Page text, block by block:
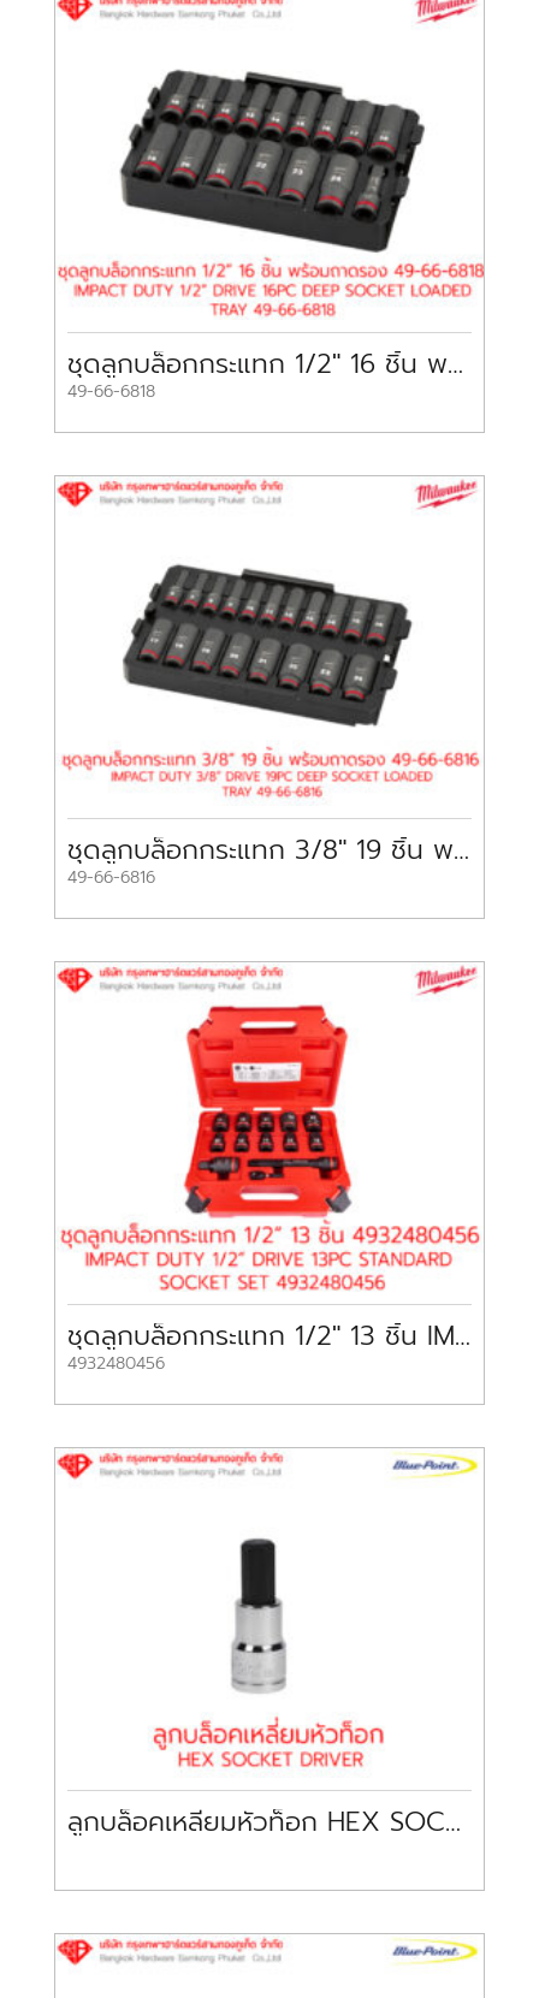
ชุดลูกบล็อกกระแทก 1/2″ 16 ชิ้น พร้อมถาดรอง IMPACT DUTY 1/2″ DRIVE 16PC DEEP SOCKET LOADED TRAY 49-66-6818 MILWAUKEE
49-66-6818
ชุดลูกบล็อกกระแทก 3/8″ 19 ชิ้น พร้อมถาดรอง IMPACT DUTY 3/8″ DRIVE 19PC DEEP SOCKET LOADED TRAY 49-66-6816 MILWAUKEE
49-66-6816
ชุดลูกบล็อกกระแทก 1/2″ 13 ชิ้น IMPACT DUTY 1/2″ DRIVE 13PC STANDARD SOCKET SET 4932480456 MILWAUKEE
4932480456
ลูกบล็อคเหลี่ยมหัวท็อก HEX SOCKET DRIVER BLUE-POINT